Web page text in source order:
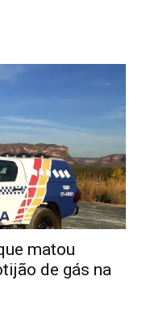
matou
de gás na